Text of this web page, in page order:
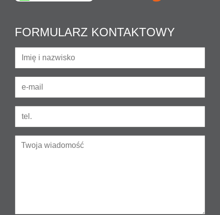
FORMULARZ KONTAKTOWY